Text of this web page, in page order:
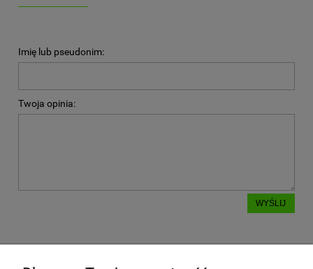
Imię lub pseudonim:
Twoja opinia:
WYŚLIJ